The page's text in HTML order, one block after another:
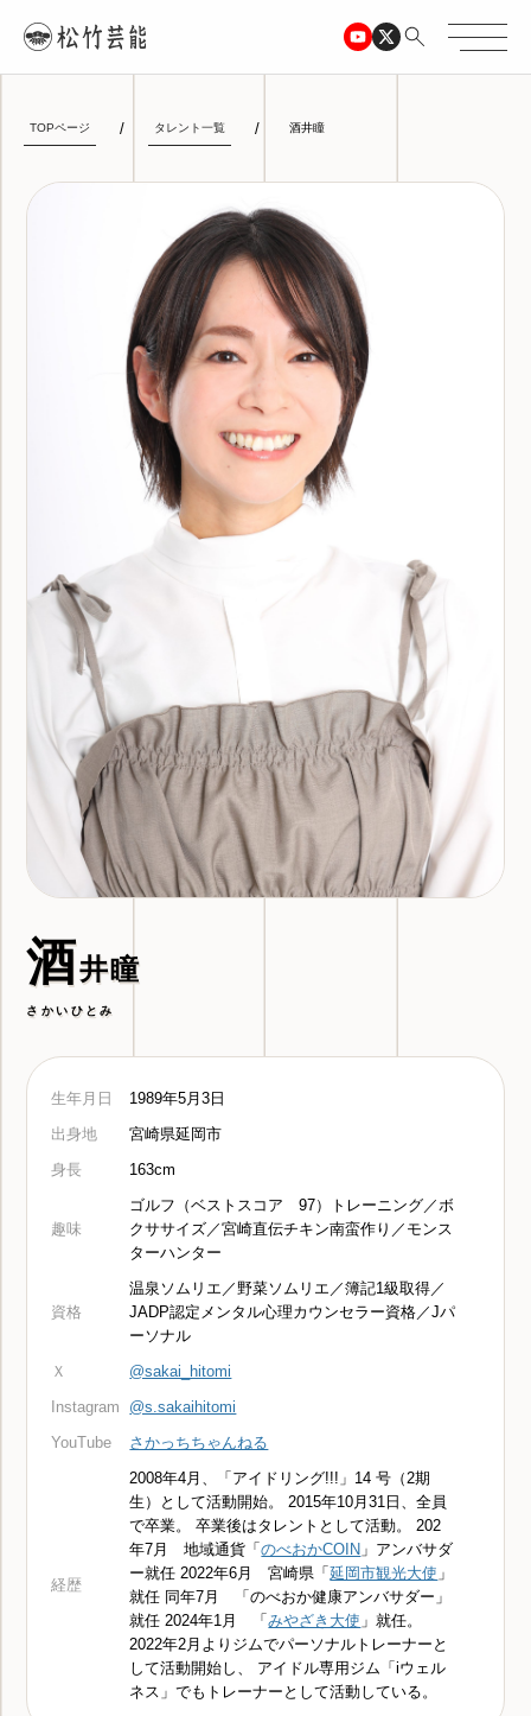
TOPページ タレント一覧 酒井瞳
酒井瞳
さかいひとみ
生年月日
1989年5月3日
出身地
宮崎県延岡市
身長
163cm
趣味
ゴルフ（ベストスコア 97）トレーニング／ボ
クササイズ／宮崎直伝チキン南蛮作り／モンス
ターハンター
資格
温泉ソムリエ／野菜ソムリエ／簿記1級取得／
JADP認定メンタル心理カウンセラー資格／Jパ
ーソナル
Ｘ
@sakai_hitomi
Instagram
@s.sakaihitomi
YouTube
さかっちちゃんねる
経歴
2008年4月、「アイドリング!!!」14 号（2期
生）として活動開始。 2015年10月31日、全員
で卒業。 卒業後はタレントとして活動。 202
年7月 地域通貨「のべおかCOIN 」アンバサダ
ー就任 2022年6月 宮崎県「延岡市観光大使 」
就任 同年7月 「のべおか健康アンバサダー」
就任 2024年1月 「みやざき大使 」就任。
2022年2月よりジムでパーソナルトレーナーと
して活動開始し、 アイドル専用ジム「iウェル
ネス」でもトレーナーとして活動している。